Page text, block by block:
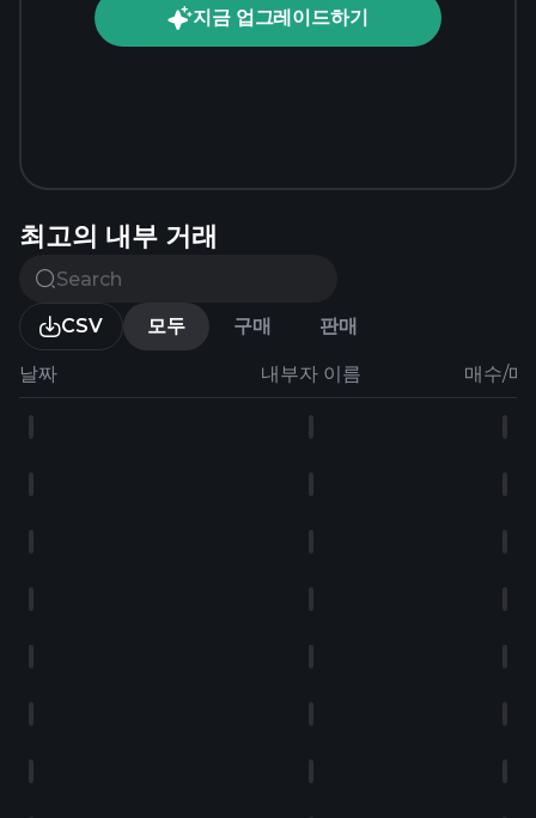
지금 업그레이드하기
최고의 내부 거래
CSV 모두 구매 판매
날짜 내부자 이름 매수/매